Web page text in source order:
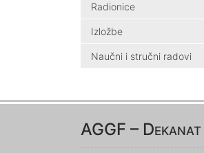
Radionice
Izložbe
Naučni i stručni radovi
AGGF – Dekanat